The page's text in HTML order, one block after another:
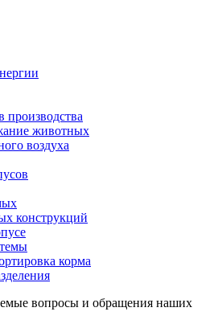
производства
животных
воздуха
конструкций
корма
вопросы и обращения наших